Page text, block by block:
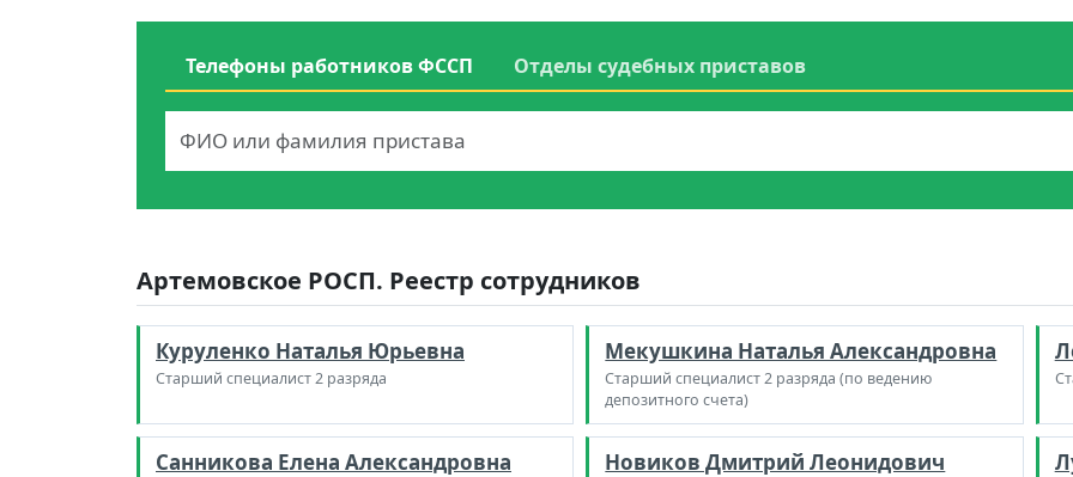
Телефоны работников ФССП Отделы судебных приставов
Артемовское РОСП. Реестр сотрудников
Куруленко Наталья Юрьевна
Старший специалист 2 разряда
Мекушкина Наталья Александровна
Старший специалист 2 разряда (по ведению
депозитного счета)
Санникова Елена Александровна Новиков Дмитрий Леонидович